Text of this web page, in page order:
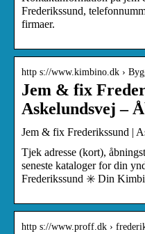
Frederikssund,
firmaer.
http s://www.kimbino.dk ›
Jem & fix
Askelundsvej –
Jem & fix Frederikssund |
Tjek adresse (kort),
seneste kataloger for din
Frederikssund ✳️ Din
http s://www.proff.dk ›